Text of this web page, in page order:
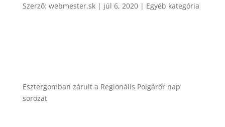
Szerző: webmester.sk| júl 6, 2020| Egyéb kategória
Esztergomban zárult a Regionális Polgárőr nap
sorozat